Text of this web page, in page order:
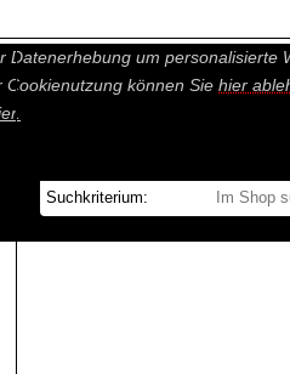
Cookies gesetzt.
Datenerhebung um
können Sie hier